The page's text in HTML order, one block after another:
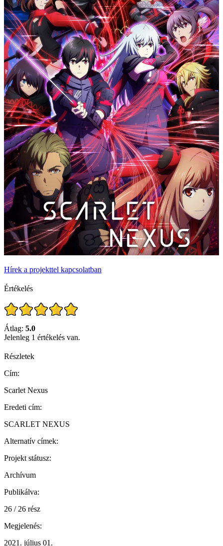
Hírek a projekttel kapcsolatban
Értékelés
Átlag: 5.0
Jelenleg 1 értékelés van.
Részletek
Cím:
Scarlet Nexus
Eredeti cím:
SCARLET NEXUS
Alternatív címek:
Projekt státusz:
Archívum
Publikálva:
26 / 26 rész
Megjelenés:
2021. július 01.